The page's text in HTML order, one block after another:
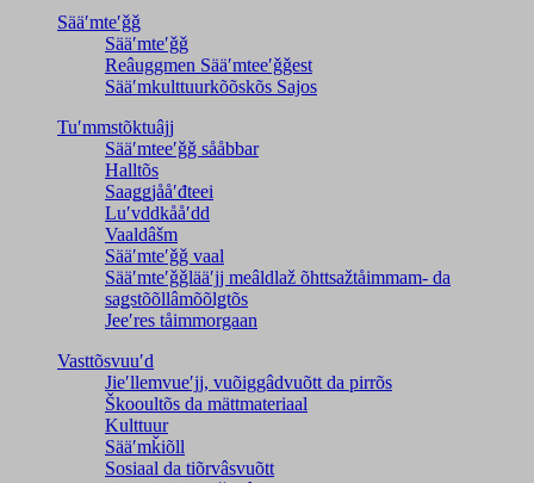
Sääʹmteʹǧǧ
Sääʹmteʹǧǧ
Reâuggmen Sääʹmteeʹǧǧest
Sääʹmkulttuurkõõskõs Sajos
Tuʹmmstõktuâjj
Sääʹmteeʹǧǧ sååbbar
Halltõs
Saaǥǥjååʹđteei
Luʹvddkååʹdd
Vaaldâšm
Sääʹmteʹǧǧ vaal
Sääʹmteʹǧǧlääʹjj meâldlaž õhttsažtåimmam- da
saǥstõõllâmõõlǥtõs
Jeeʹres tåimmorgaan
Vasttõsvuuʹd
Jieʹllemvueʹjj, vuõiggâdvuõtt da pirrõs
Škooultõs da mättmateriaal
Kulttuur
Sääʹmǩiõll
Sosiaal da tiõrvâsvuõtt